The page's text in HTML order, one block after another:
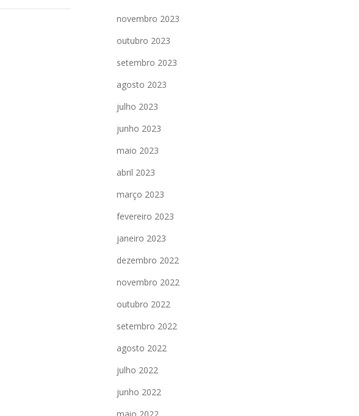
novembro 2023
outubro 2023
setembro 2023
agosto 2023
julho 2023
junho 2023
maio 2023
abril 2023
março 2023
fevereiro 2023
janeiro 2023
dezembro 2022
novembro 2022
outubro 2022
setembro 2022
agosto 2022
julho 2022
junho 2022